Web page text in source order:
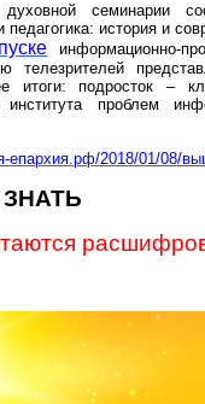
семинарии
педагогика: история и
информационно-
телезрителей
итоги: подросток –
института проблем
епархия.рф/2018/01/08/